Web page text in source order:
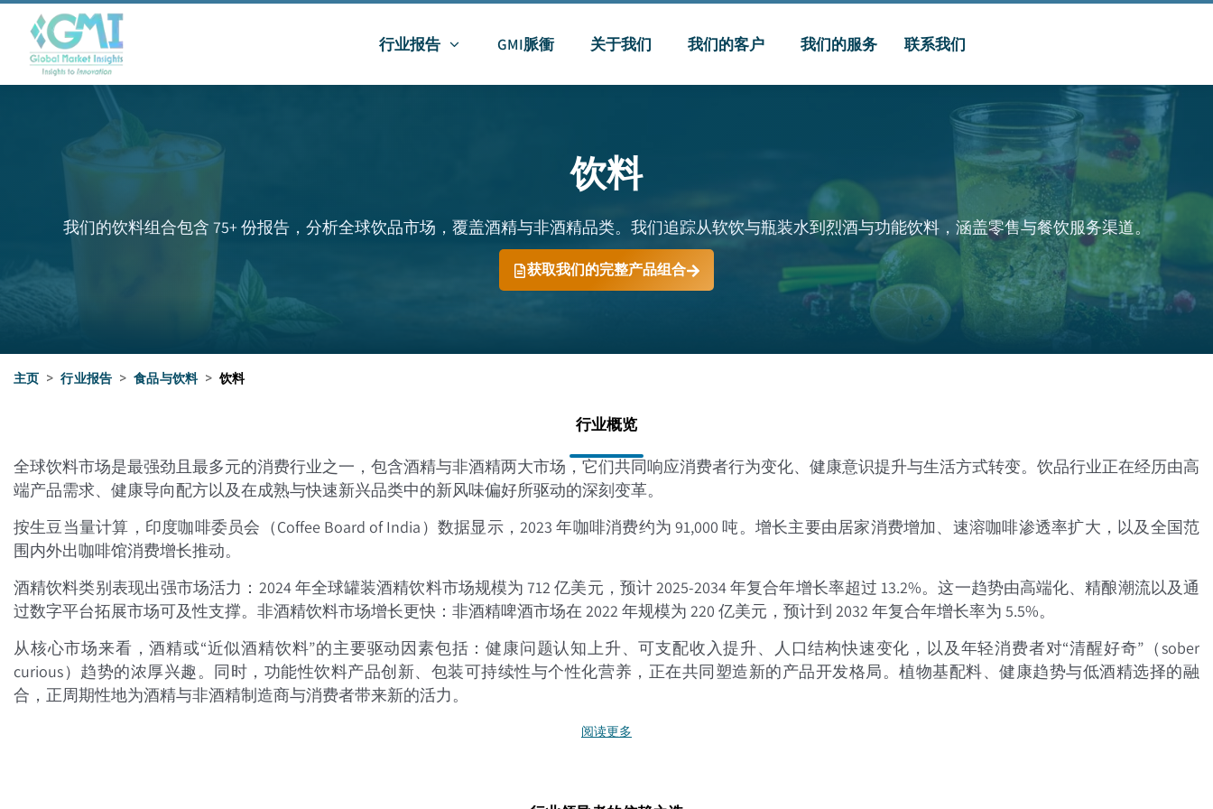
行业报告 GMI脈衝 关于我们 我们的客户 我们的服务 联系我们
饮料
我们的饮料组合包含 75+ 份报告，分析全球饮品市场，覆盖酒精与非酒精品类。我们追踪从软饮与瓶装水到烈酒与功能饮料，涵盖零售与餐饮服务渠道。
获取我们的完整产品组合
主页 > 行业报告 > 食品与饮料 > 饮料
行业概览
全球饮料市场是最强劲且最多元的消费行业之一，包含酒精与非酒精两大市场，它们共同响应消费者行为变化、健康意识提升与生活方式转变。饮品行业正在经历由高
端产品需求、健康导向配方以及在成熟与快速新兴品类中的新风味偏好所驱动的深刻变革。
按生豆当量计算，印度咖啡委员会（Coffee Board of India）数据显示，2023 年咖啡消费约为 91,000 吨。增长主要由居家消费增加、速溶咖啡渗透率扩大，以及全国范
围内外出咖啡馆消费增长推动。
酒精饮料类别表现出强市场活力：2024 年全球罐装酒精饮料市场规模为 712 亿美元，预计 2025-2034 年复合年增长率超过 13.2%。这一趋势由高端化、精酿潮流以及通
过数字平台拓展市场可及性支撑。非酒精饮料市场增长更快：非酒精啤酒市场在 2022 年规模为 220 亿美元，预计到 2032 年复合年增长率为 5.5%。
从核心市场来看，酒精或“近似酒精饮料”的主要驱动因素包括：健康问题认知上升、可支配收入提升、人口结构快速变化，以及年轻消费者对“清醒好奇”（sober
curious）趋势的浓厚兴趣。同时，功能性饮料产品创新、包装可持续性与个性化营养，正在共同塑造新的产品开发格局。植物基配料、健康趋势与低酒精选择的融
合，正周期性地为酒精与非酒精制造商与消费者带来新的活力。
阅读更多